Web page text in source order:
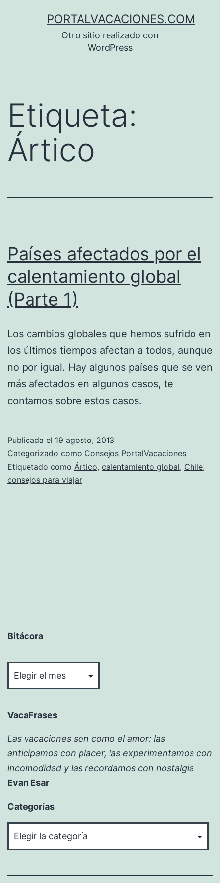
PORTALVACACIONES.COM
Otro sitio realizado con
WordPress
Etiqueta:
Ártico
Países afectados por el
calentamiento global
(Parte 1)
Los cambios globales que hemos sufrido en
los últimos tiempos afectan a todos, aunque
no por igual. Hay algunos países que se ven
más afectados en algunos casos, te
contamos sobre estos casos.
Publicada el 19 agosto, 2013
Categorizado como Consejos PortalVacaciones
Etiquetado como Ártico, calentamiento global, Chile,
consejos para viajar
Bitácora
VacaFrases
Las vacaciones son como el amor: las
anticipamos con placer, las experimentamos con
incomodidad y las recordamos con nostalgia
Evan Esar
Categorías